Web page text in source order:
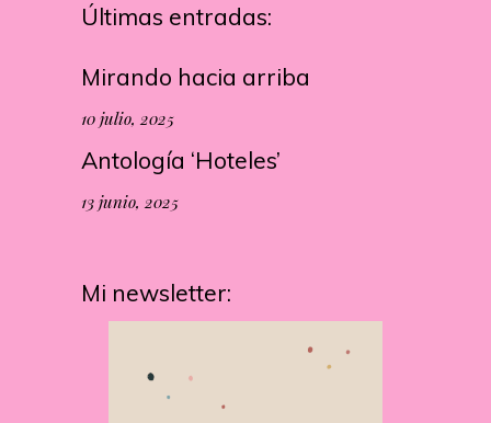
Últimas entradas:
Mirando hacia arriba
10 julio, 2025
Antología ‘Hoteles’
13 junio, 2025
Mi newsletter: